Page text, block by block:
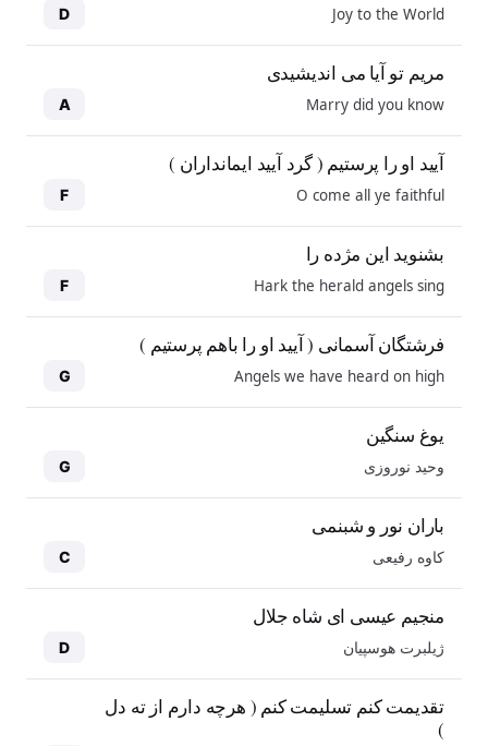
Joy to the World
D
مریم تو آیا می اندیشیدی
Marry did you know
A
آیید او را پرستیم ( گرد آیید ایمانداران )
O come all ye faithful
F
بشنوید این مژده را
Hark the herald angels sing
F
فرشتگان آسمانی ( آیید او را باهم پرستیم )
Angels we have heard on high
G
یوغ سنگین
وحید نوروزی G
باران نور و شبنمی
کاوه رفیعی C
منجیم عیسی ای شاه جلال
ژیلبرت هوسپیان D
تقدیمت کنم تسلیمت کنم ( هرچه دارم از ته دل
)